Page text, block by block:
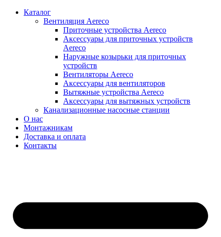
Каталог
Вентиляция Aereco
Приточные устройства Aereco
Аксессуары для приточных устройств
Aereco
Наружные козырьки для приточных
устройств
Вентиляторы Aereco
Аксессуары для вентиляторов
Вытяжные устройства Aereco
Аксессуары для вытяжных устройств
Канализационные насосные станции
О нас
Монтажникам
Доставка и оплата
Контакты